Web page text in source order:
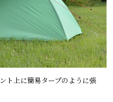
ト上に簡易タープのように張